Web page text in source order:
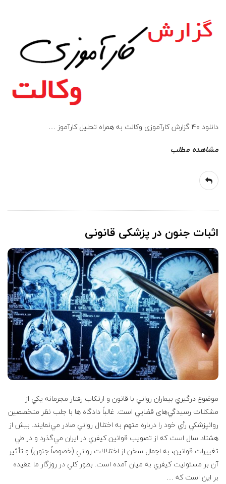
دانلود 40 گزارش کارآموزی وکالت به همراه تحلیل کارآموز …
مشاهده مطلب
اثبات جنون در پزشکی قانونی
موضوع درگيري بيماران رواني با قانون و ارتكاب رفتار مجرمانه يكي از
مشكلات رسيدگي‌های قضايي است. غالباً دادگاه ها با جلب نظر متخصصين
روانپزشكي رأي خود را درباره متهم به اختلال رواني صادر مي‌نمايند. بيش از
هشتاد سال است كه از تصويب قوانين كيفري در ايران مي‌گذرد و در طي
تغييرات قوانين، به اجمال سخن از اختلالات رواني (خصوصاً جنون) و تأثير
آن بر مسئوليت كيفري به ميان آمده است. بطور كلي در روزگار ما عقيده
بر اين است كه …